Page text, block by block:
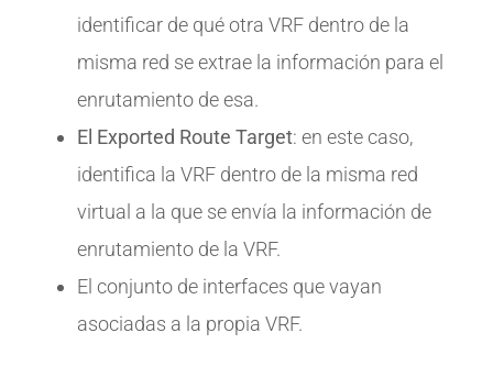
identificar de qué otra VRF dentro de la
misma red se extrae la información para el
enrutamiento de esa.
El Exported Route Target: en este caso,
identifica la VRF dentro de la misma red
virtual a la que se envía la información de
enrutamiento de la VRF.
El conjunto de interfaces que vayan
asociadas a la propia VRF.